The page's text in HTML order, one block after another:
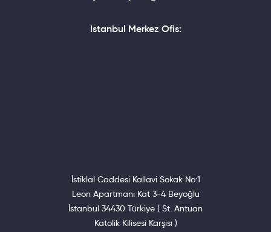
Istanbul Merkez Ofis:
İstiklal Caddesi Kallavi Sokak No:1
Leon Apartmanı Kat 3-4 Beyoğlu
İstanbul 34430 Türkiye ( St. Antuan
Katolik Kilisesi Karşısı )